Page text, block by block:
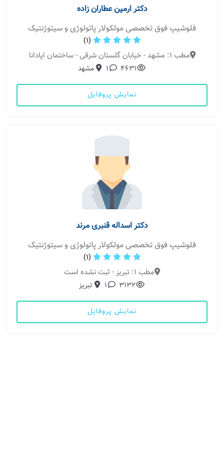
دکتر ارمین عطاران زاده
فلوشیپ فوق تخصصی مولکولار پاتولوژی و سیتوژنتیک
(1)
مطب 1: مشهد - خیابان گلستان شرقی - ساختمان اپادانا
4631
1 مشهد
نمایش پروفایل
دکتر اسداله قنبری مرند
فلوشیپ فوق تخصصی مولکولار پاتولوژی و سیتوژنتیک
(1)
مطب 1: تبریز - ثبت نشده است
3132
1 تبریز
نمایش پروفایل